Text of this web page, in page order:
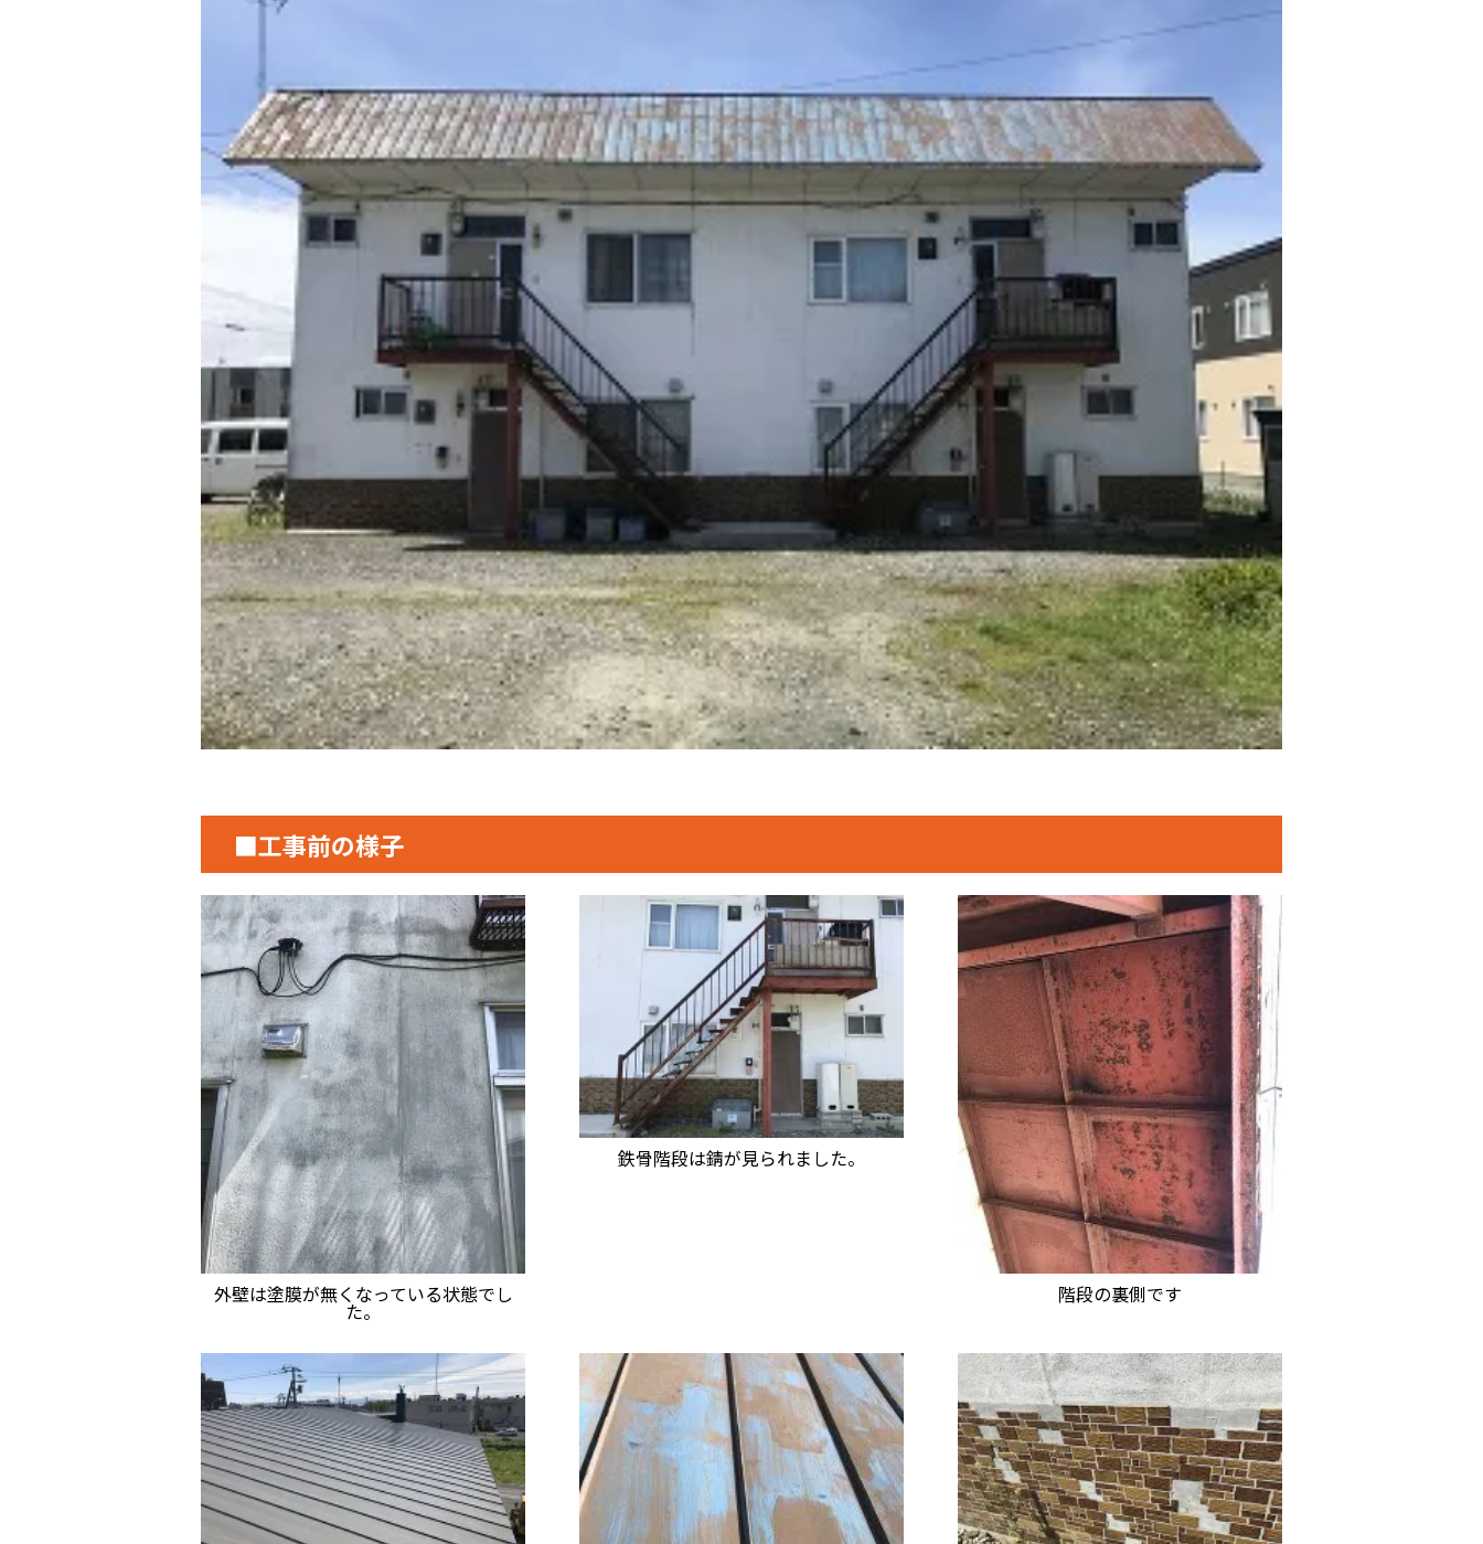
■工事前の様子
外壁は塗膜が無くなっている状態でし
た。
鉄骨階段は錆が見られました。
階段の裏側です